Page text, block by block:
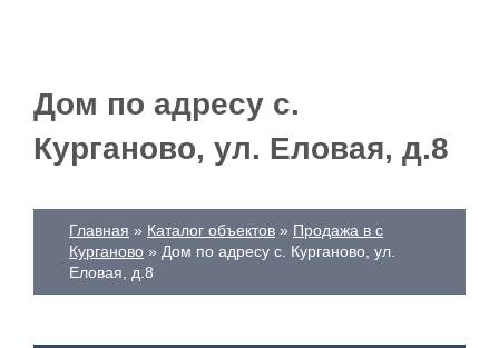
Дом по адресу с.
Курганово, ул. Еловая, д.8
Главная Каталог объектов
Продажа в с
Курганово
Дом по адресу с. Курганово, ул.
Еловая, д.8